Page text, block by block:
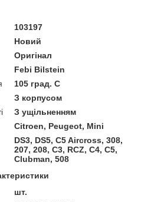
103197
Новий
Оригінал
Febi Bilstein
105 град. C
З корпусом
З ущільненням
Citroen, Peugeot, Mini
DS3, DS5, C5 Aircross, 308,
207, 208, C3, RCZ, C4, C5,
Clubman, 508
шт.